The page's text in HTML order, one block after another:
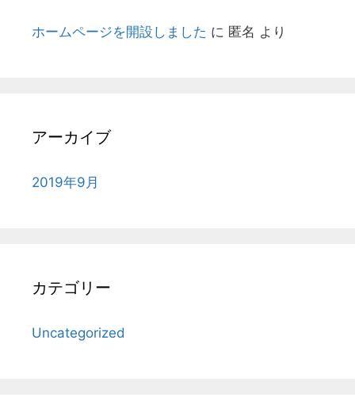
ホームページを開設しました に 匿名 より
アーカイブ
2019年9月
カテゴリー
Uncategorized